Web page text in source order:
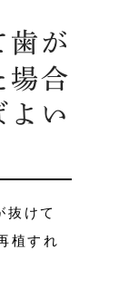
歯が
場合
よい
抜けて
植すれ